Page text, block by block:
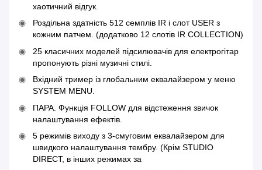
хаотичний відгук.
Роздільна здатність 512 семплів IR і слот USER з
кожним патчем. (додатково 12 слотів IR COLLECTION)
25 класичних моделей підсилювачів для електрогітар
пропонують різні музичні стилі.
Вхідний тример із глобальним еквалайзером у меню
SYSTEM MENU.
ПАРА. Функція FOLLOW для відстеження звичок
налаштування ефектів.
5 режимів виходу з 3-смуговим еквалайзером для
швидкого налаштування тембру. (Крім STUDIO
DIRECT, в інших режимах за